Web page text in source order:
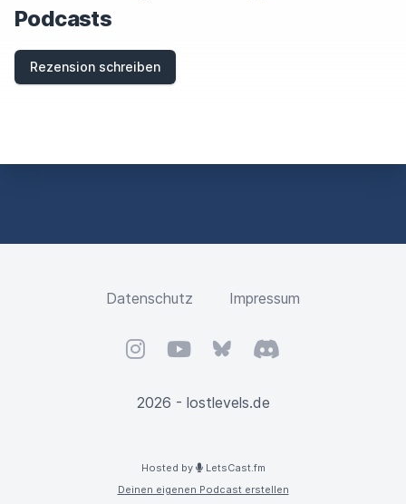
Podcasts
Rezension schreiben
Datenschutz Impressum
InstagramYouTubeBlueskyDiscord
2026 - lostlevels.de
Hosted by
LetsCast.fm
Deinen eigenen Podcast erstellen